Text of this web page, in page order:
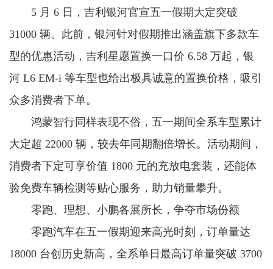
5 月 6 日，吉利银河官宣五一假期大定突破
31000 辆。此前，银河针对假期推出涵盖旗下多款车
型的优惠活动，吉利星愿置换一口价 6.58 万起，银
河 L6 EM-i 等车型也给出极具诚意的置换价格，吸引
众多消费者下单。
鸿蒙智行同样表现不俗，五一期间全系车型累计
大定超 22000 辆，较去年同期翻倍增长。活动期间，
消费者下定可享价值 1800 元的充放电套装，还能体
验免费车辆检测等贴心服务，助力销量攀升。
零跑、理想、小鹏各展所长，争夺市场份额
零跑汽车在五一假期迎来高光时刻，订单量达
18000 台创历史新高，全系单日最高订单量突破 3700